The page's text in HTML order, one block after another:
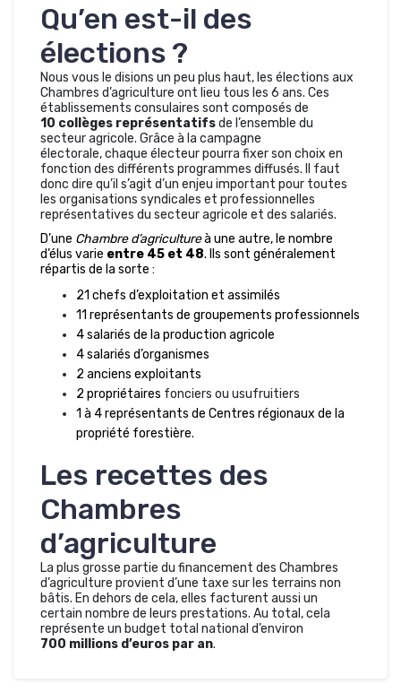
Qu’en est-il des
élections ?
Nous vous le disions un peu plus haut, les élections aux
Chambres d’agriculture ont lieu tous les 6 ans. Ces
établissements consulaires sont composés de
10 collèges représentatifsde l’ensemble du
secteur agricole. Grâce à la campagne
électorale, chaque électeur pourra fixer son choix en
fonction des différents programmes diffusés. Il faut
donc dire qu’il s’agit d’un enjeu important pour toutes
les organisations syndicales et professionnelles
représentatives du secteur agricole et des salariés.
D’une Chambre d’agricultureà une autre, le nombre
d’élus varie entre 45 et 48. Ils sont généralement
répartis de la sorte :
21 chefs d’exploitation et assimilés
11 représentants de groupements professionnels
4 salariés de la production agricole
4 salariés d’organismes
2 anciens exploitants
2 propriétaires fonciers ou usufruitiers
1 à 4 représentants de Centres régionaux de la
propriété forestière.
Les recettes des
Chambres
d’agriculture
La plus grosse partie du financement des Chambres
d’agriculture provient d’une taxe sur les terrains non
bâtis. En dehors de cela, elles facturent aussi un
certain nombre de leurs prestations. Au total, cela
représente un budget total national d’environ
700 millions d’euros par an.